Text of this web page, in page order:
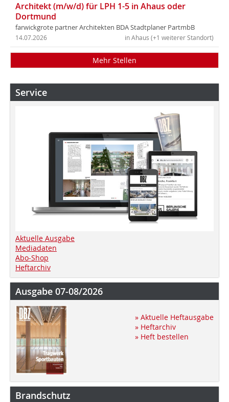
Architekt (m/w/d) für LPH 1-5 in Ahaus oder
Dortmund
farwickgrote partner Architekten BDA Stadtplaner PartmbB
in Ahaus (+1 weiterer Standort)
14.07.2026
Mehr Stellen
Service
Aktuelle Ausgabe
Mediadaten
Abo-Shop
Heftarchiv
Ausgabe 07-08/2026
» Aktuelle Heftausgabe
» Heftarchiv
» Heft bestellen
Brandschutz